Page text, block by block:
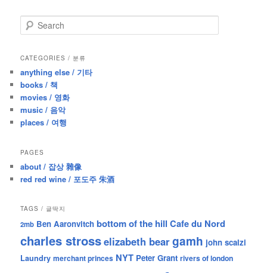
e
r
h
CATEGORIES / 분류
anything else / 기타
books / 책
movies / 영화
music / 음악
places / 여행
PAGES
about / 잡상 雜像
red red wine / 포도주 朱酒
TAGS / 글딱지
2mb Ben Aaronvitch bottom of the hill Cafe du Nord
charles strosselizabeth beargamh john scalzi
Laundry merchant princes NYT Peter Grant rivers of london